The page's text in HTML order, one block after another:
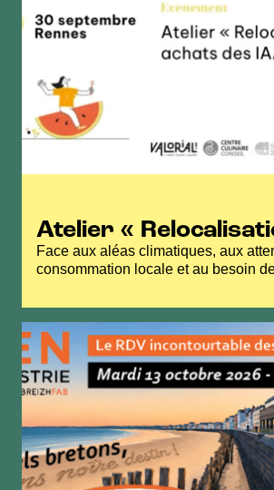
Atelier «
achats des IAA »
Face aux aléas climatiques, aux
consommation locale et au besoin
approvisionnements, la
agroalimentaires est devenue un
pour les territoires.